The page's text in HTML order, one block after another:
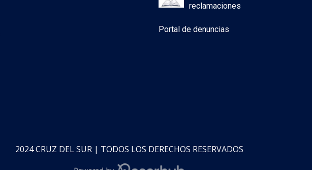
reclamaciones
Portal de denuncias
2024 CRUZ DEL SUR | TODOS LOS DERECHOS RESERVADOS